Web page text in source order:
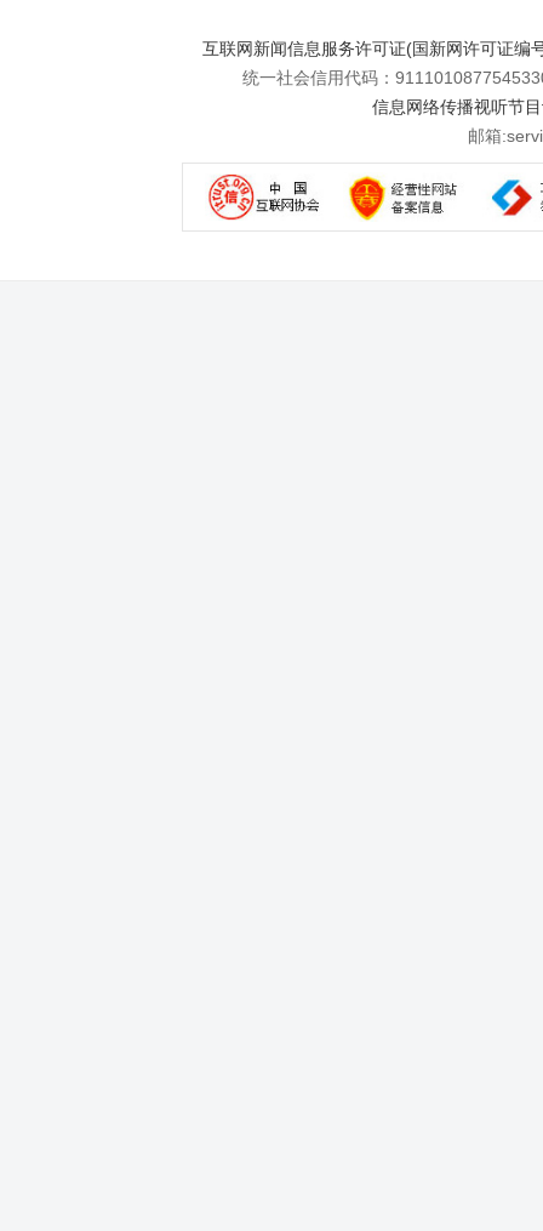
互联网新闻信息服务许可证(国新网许可证编
统一社会信用代码：
信息网络传播视听节
邮箱